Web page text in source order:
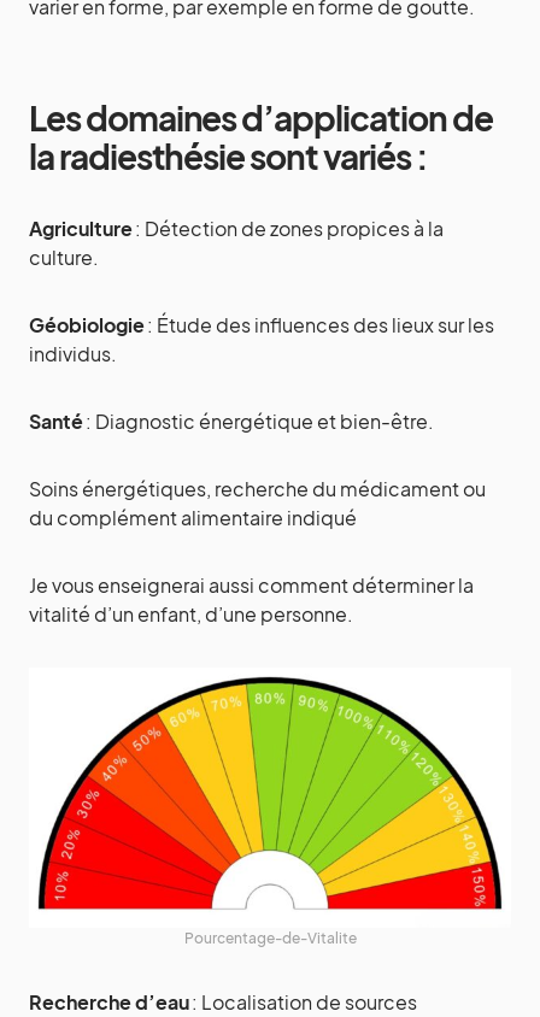
varier en forme, par exemple en forme de goutte.
Les domaines d’application de
la radiesthésie sont variés :
Agriculture: Détection de zones propices à la
culture.
Géobiologie: Étude des influences des lieux sur les
individus.
Santé: Diagnostic énergétique et bien-être.
Soins énergétiques, recherche du médicament ou
du complément alimentaire indiqué
Je vous enseignerai aussi comment déterminer la
vitalité d’un enfant, d’une personne.
Pourcentage-de-Vitalite
Recherche d’eau: Localisation de sources